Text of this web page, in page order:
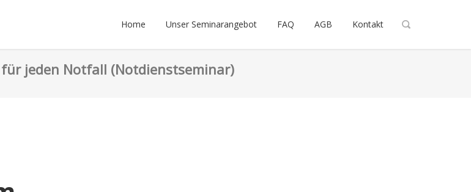
Home Unser Seminarangebot FAQ AGB Kontakt
für jeden Notfall (Notdienstseminar)